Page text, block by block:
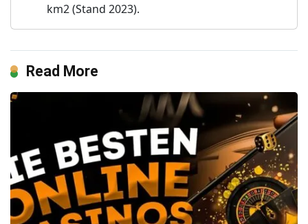
km2 (Stand 2023).
Read More